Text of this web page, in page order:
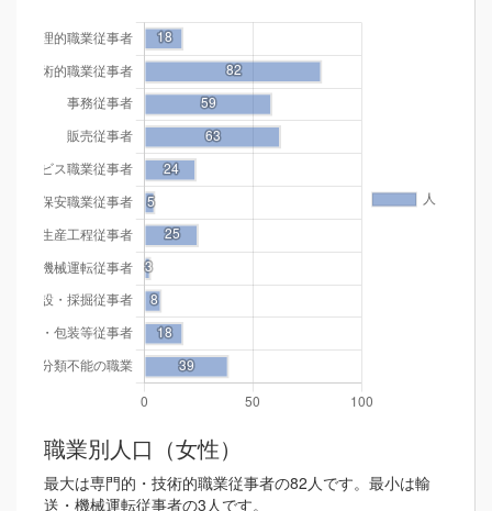
職業別人口（女性）
最大は専門的・技術的職業従事者の82人です。最小は輸
送・機械運転従事者の3人です。